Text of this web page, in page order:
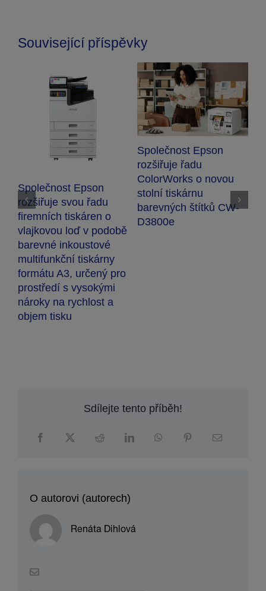
Související příspěvky
Společnost Epson
rozšiřuje svou řadu
firemních tiskáren o
vlajkovou loď v podobě
barevné inkoustové
multifunkční tiskárny
formátu A3, určený pro
prostředí s vysokými
nároky na rychlost a
objem tisku
Společnost Epson
rozšiřuje řadu
ColorWorks o novou
stolní tiskárnu
barevných štítků CW-
D3800e
Sdílejte tento příběh!
O autorovi (autorech)
Renáta Dihlová